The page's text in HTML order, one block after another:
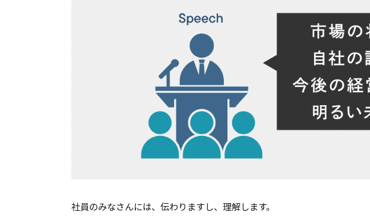
社員のみなさんには、伝わりますし、理解します。